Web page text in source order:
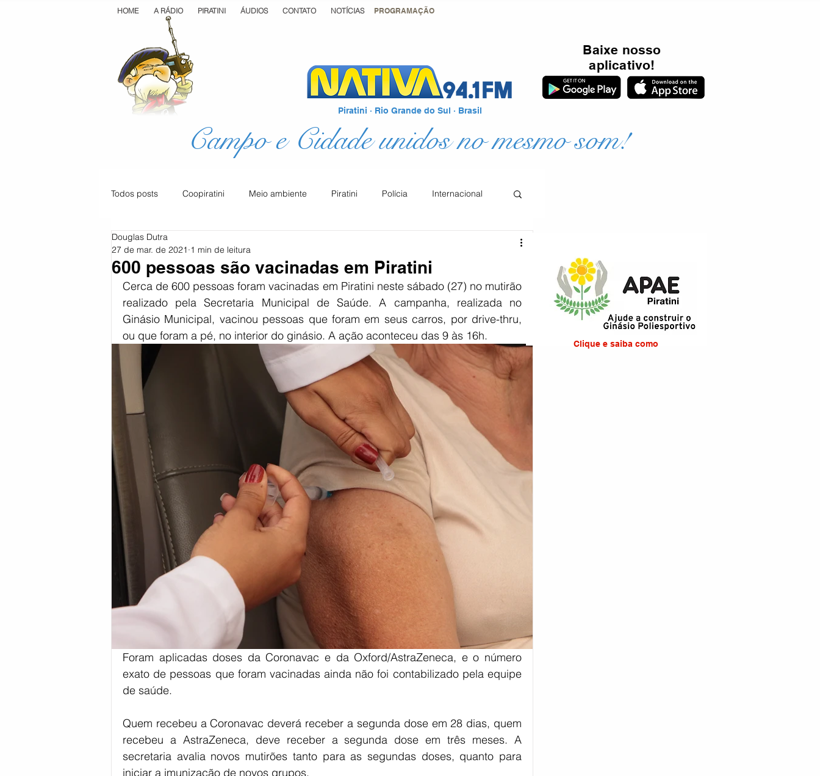
Campo e Cidade unidos no mesmo som!
Piratini · Rio Grande do Sul · Brasil
HOME A RÁDIO PIRATINI ÁUDIOS CONTATO NOTÍCIAS PROGRAMAÇÃO
Baixe nosso
aplicativo!
Todos posts Coopiratini Meio ambiente Piratini Polícia Internacional
Geral
Coronavírus Política Região Sul Rural Pinheiro Machado
Esportes
600 pessoas são vacinadas em Piratini
Douglas Dutra
27 de mar. de 2021 1 min de leitura
Cerca de 600 pessoas foram vacinadas em Piratini neste sábado (27) no mutirão
realizado pela Secretaria Municipal de Saúde. A campanha, realizada no
Ginásio Municipal, vacinou pessoas que foram em seus carros, por drive-thru,
ou que foram a pé, no interior do ginásio. A ação aconteceu das 9 às 16h.
Foram aplicadas doses da Coronavac e da Oxford/AstraZeneca, e o número
exato de pessoas que foram vacinadas ainda não foi contabilizado pela equipe
de saúde.
Quem recebeu a Coronavac deverá receber a segunda dose em 28 dias, quem
recebeu a AstraZeneca, deve receber a segunda dose em três meses. A
secretaria avalia novos mutirões tanto para as segundas doses, quanto para
iniciar a imunização de novos grupos.
Clique e saiba como